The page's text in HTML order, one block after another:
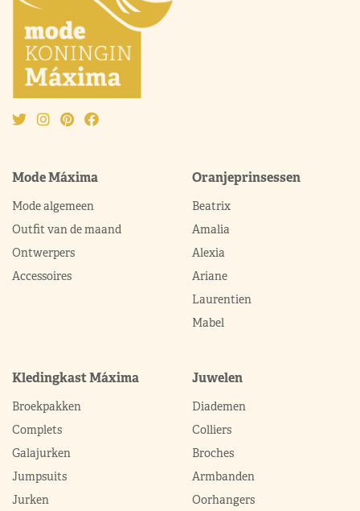
Mode Máxima
Mode algemeen
Outfit van de maand
Ontwerpers
Accessoires
Oranjeprinsessen
Beatrix
Amalia
Alexia
Ariane
Laurentien
Mabel
Kledingkast Máxima
Broekpakken
Complets
Galajurken
Jumpsuits
Jurken
Juwelen
Diademen
Colliers
Broches
Armbanden
Oorhangers